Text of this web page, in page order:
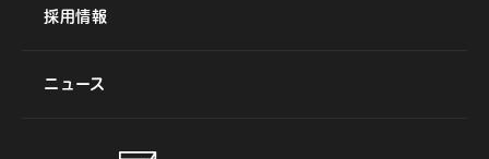
採用情報
ニュース